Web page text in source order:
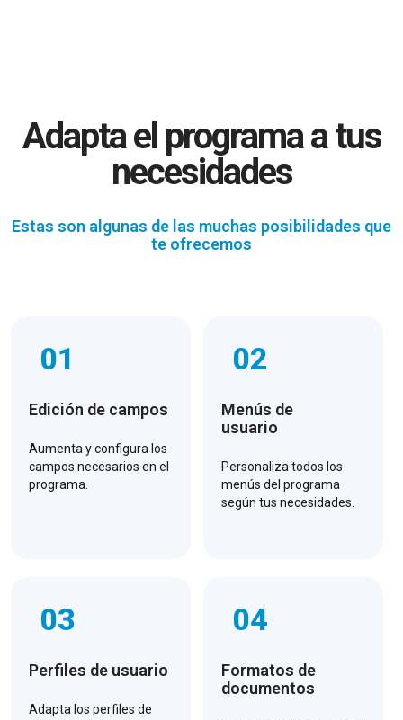
Adapta el programa a tus
necesidades
Estas son algunas de las muchas posibilidades que
te ofrecemos
01
Edición de campos
Aumenta y configura los
campos necesarios en el
programa.
02
Menús de
usuario
Personaliza todos los
menús del programa
según tus necesidades.
03
Perfiles de usuario
Adapta los perfiles de
04
Formatos de
documentos